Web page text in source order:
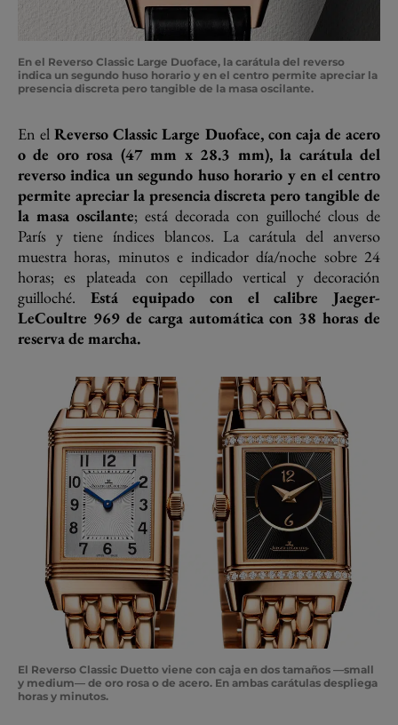
En el Reverso Classic Large Duoface, la carátula del reverso
indica un segundo huso horario y en el centro permite apreciar la
presencia discreta pero tangible de la masa oscilante.
En elReverso Classic Large Duoface, con caja de acero
o de oro rosa (47 mm x 28.3 mm), la carátula del
reverso indica un segundo huso horario y en el centro
permite apreciar la presencia discreta pero tangible de
la masa oscilante; está decorada con guilloché clous de
París y tiene índices blancos. La carátula del anverso
muestra horas, minutos e indicador día/noche sobre 24
horas; es plateada con cepillado vertical y decoración
guilloché. Está equipado con el calibre Jaeger-
LeCoultre 969 de carga automática con 38 horas de
reserva de marcha.
El Reverso Classic Duetto viene con caja en dos tamaños —small
y medium— de oro rosa o de acero. En ambas carátulas despliega
horas y minutos.